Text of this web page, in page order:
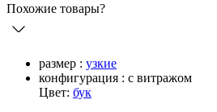
Похожие товары?
размер : узкие
конфигурация : с витражом
Цвет: бук